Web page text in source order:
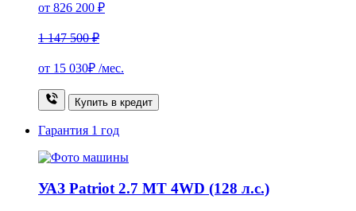
от 826 200 ₽
1 147 500 ₽
от 15 030₽ /мес.
Купить в кредит
Гарантия 1 год
УАЗ Patriot 2.7 MT 4WD (128 л.с.)